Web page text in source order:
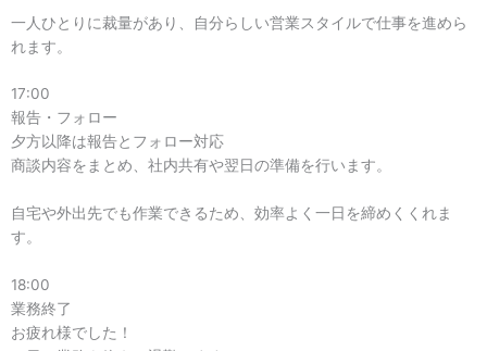
一人ひとりに裁量があり、自分らしい営業スタイルで仕事を進めら
れます。
17:00
報告・フォロー
夕方以降は報告とフォロー対応
商談内容をまとめ、社内共有や翌日の準備を行います。
自宅や外出先でも作業できるため、効率よく一日を締めくくれま
す。
18:00
業務終了
お疲れ様でした！